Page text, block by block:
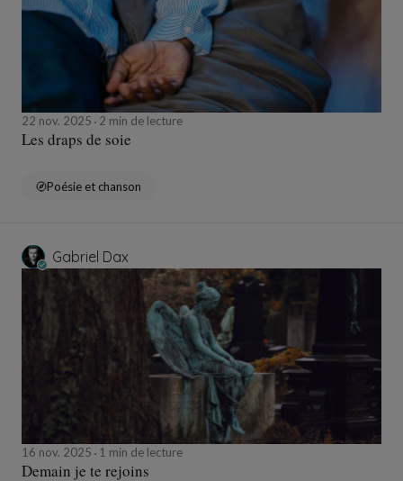
22 nov. 2025 2 min de lecture
Les draps de soie
Poésie et chanson
Gabriel Dax
16 nov. 2025 1 min de lecture
Demain je te rejoins